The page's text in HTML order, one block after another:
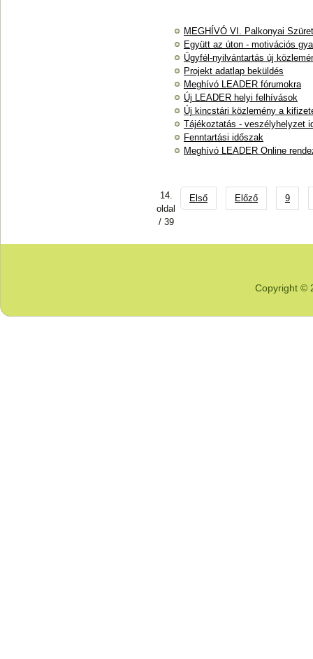
MEGHÍVÓ VI. Palkonyai
Együtt az úton - motivációs
Ügyfél-nyilvántartás új
Projekt adatlap beküldés
Meghívó LEADER fórumokra
Új LEADER helyi felhívások
Új kincstári közlemény a
Tájékoztatás - veszélyhelyzet
Fenntartási időszak
Meghívó LEADER Online
14.
oldal
/ 39
Első Előző 9
Copyright ©